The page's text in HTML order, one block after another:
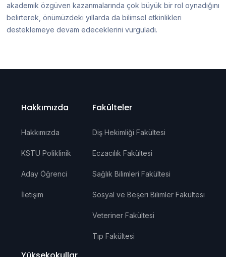
akademik özgüven kazanmalarında çok büyük bir rol oynadığını
belirterek, önümüzdeki yıllarda da bilimsel etkinlikleri
desteklemeye devam edeceklerini vurguladı.
Hakkımızda
Hakkımızda
KSTU Poliklinik
Aday Öğrenci
İletişim
Fakülteler
Diş Hekimliği Fakültesi
Eczacılık Fakültesi
Sağlık Bilimleri Fakültesi
Sosyal ve Beşeri Bilimler Fakültesi
Veteriner Fakültesi
Tıp Fakültesi